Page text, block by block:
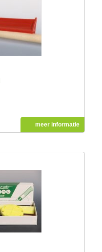
meer informatie